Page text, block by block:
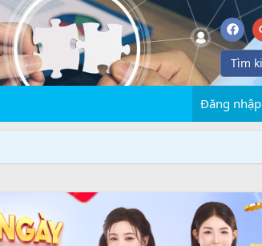
Đăng nhập